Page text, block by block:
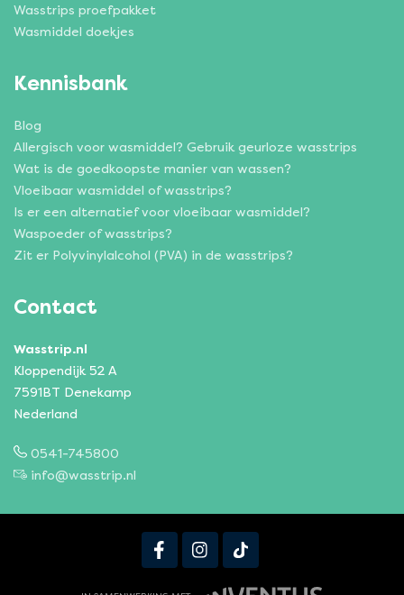
Wasstrips proefpakket
Wasmiddel doekjes
Kennisbank
Blog
Allergisch voor wasmiddel? Gebruik geurloze wasstrips
Wat is de goedkoopste manier van wassen?
Vloeibaar wasmiddel of wasstrips?
Is er een alternatief voor vloeibaar wasmiddel?
Waspoeder of wasstrips?
Zit er Polyvinylalcohol (PVA) in de wasstrips?
Contact
Wasstrip.nl
Kloppendijk 52 A
7591BT Denekamp
Nederland
0541-745800
info@wasstrip.nl